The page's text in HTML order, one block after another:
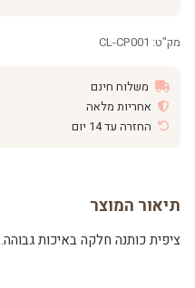
מק"ט: CL-CP001
משלוח חינם
אחריות מלאה
החזרה עד 14 יום
תיאור המוצר
ציפית כותנה חלקה באיכות גבוהה.